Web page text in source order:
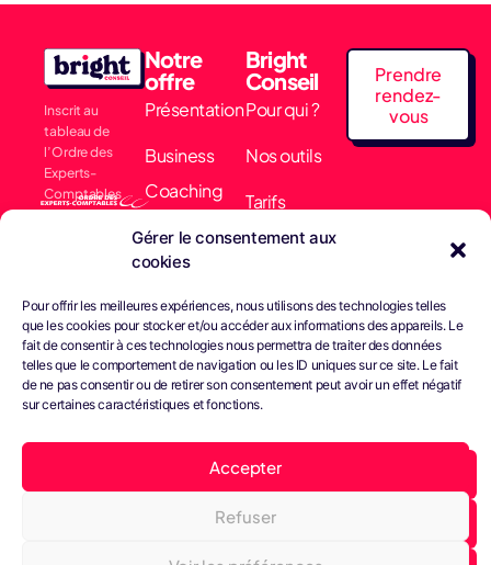
Gérer le consentement aux
cookies
Pour offrir les meilleures expériences, nous utilisons des technologies telles
que les cookies pour stocker et/ou accéder aux informations des appareils. Le
fait de consentir à ces technologies nous permettra de traiter des données
telles que le comportement de navigation ou les ID uniques sur ce site. Le fait
de ne pas consentir ou de retirer son consentement peut avoir un effet négatif
sur certaines caractéristiques et fonctions.
Accepter
Refuser
Inscrit au
tableau de
l’Ordre des
Experts-
Comptables
Notre
offre
Présentation
Business
Coaching
Comptabilité
& Finance
Conseils &
Gestion
Juridique
Bright Paie
Bright
Conseil
Pour qui ?
Nos outils
Tarifs
Actualités
contacter
Prendre
rendez-
vous
Conditions générales